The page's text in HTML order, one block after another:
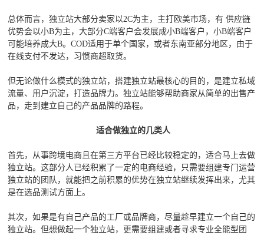
总体而言，独立站大部分卖家以2C为主，主打欧美市场，有 供应链
优势会以小B为主，大部分C端客户会发展成小B端客户，小B端客户
可能培养成大B。COD适用于单个国家，或者东南亚部分地区，由于
在线支付不发达，习惯商超取货。
但无论做什么模式的独立站，搭建独立站最核心的目的，是建立私域
流量、用户沉淀，打造品牌力。独立站能够帮助商家从简单的出售产
品，走到建立自己的产品品牌的路程。
适合做独立的几类人
首先，从事跨境电商且在第三方平台已经比较稳定的，适合马上去做
独立站。这部分人已经积累了一定的电商经验，只需要组建专门运营
独立站的团队，就能把之前积累的优势在独立站继续发挥出来，尤其
是在选品测试方面上。
其次，如果是有自己产品的工厂或品牌商，尽量趁早建立一个自己的
独立站。但想做起一个独立站，更需要组建或者寻求专业全能型团